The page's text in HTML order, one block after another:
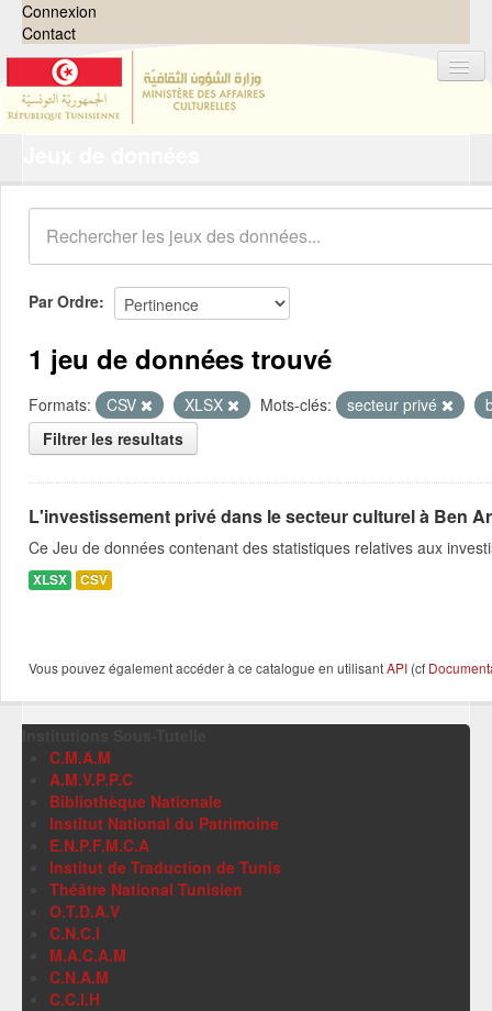
Connexion
Contact
Organisations
Groupes
Demandes 0
À propos
Par Ordre
1 jeu de données trouvé
Formats: CSV XLSX Mots-clés: secteur privé
Filtrer les resultats
L'investissement privé dans le secteur culturel à Ben
Ce Jeu de données contenant des statistiques relatives aux
XLSX CSV
Vous pouvez également accéder à ce catalogue en utilisantAPI (cf
C.M.A.M
A.M.V.P.P.C
Bibliothèque Nationale
Institut National du Patrimoine
E.N.P.F.M.C.A
Institut de Traduction de Tunis
Théâtre National Tunisien
O.T.D.A.V
C.N.C.I
M.A.C.A.M
C.N.A.M
C.C.I.H